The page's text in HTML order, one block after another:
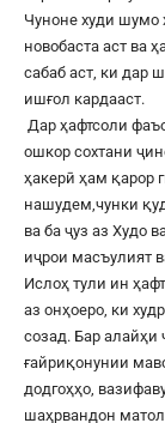
Чуноне худи
новобаста аст ва
сабаб аст, ки дар
ишғол кардааст.
Дар ҳафтсоли
ошкор сохтани
ҳакерӣ ҳам қарор
нашудем,чунки
ва ба ҷуз аз Худо
иҷрои масъулият
Ислоҳ тули ин
аз онҳоеро, ки
созад. Бар алайҳи
ғайриқонунии
додгоҳҳо,
шаҳрвандон